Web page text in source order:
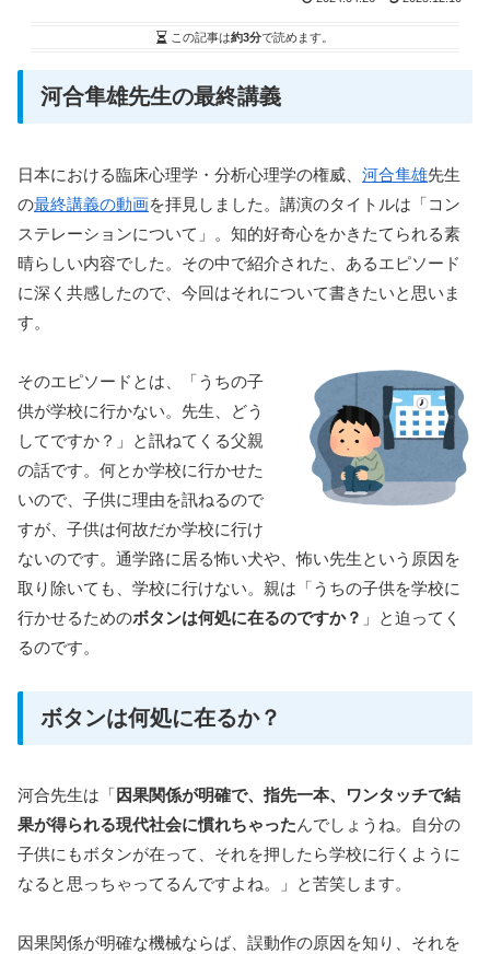
この記事は約3分で読めます。
河合隼雄先生の最終講義
日本における臨床心理学・分析心理学の権威、 河合隼雄先生
の最終講義の動画を拝見しました。講演のタイトルは「コン
ステレーションについて」。知的好奇心をかきたてられる素
晴らしい内容でした。その中で紹介された、あるエピソード
に深く共感したので、今回はそれについて書きたいと思いま
す。
そのエピソードとは、「うちの子
供が学校に行かない。先生、どう
してですか？」と訊ねてくる父親
の話です。何とか学校に行かせた
いので、子供に理由を訊ねるので
すが、子供は何故だか学校に行け
ないのです。通学路に居る怖い犬や、怖い先生という原因を
取り除いても、学校に行けない。親は「うちの子供を学校に
行かせるためのボタンは何処に在るのですか？ 」と迫ってく
るのです。
ボタンは何処に在るか？
河合先生は「 因果関係が明確で、指先一本、ワンタッチで結
果が得られる現代社会に慣れちゃったんでしょうね。自分の
子供にもボタンが在って、それを押したら学校に行くように
なると思っちゃってるんですよね。」と苦笑します。
因果関係が明確な機械ならば、誤動作の原因を知り、それを